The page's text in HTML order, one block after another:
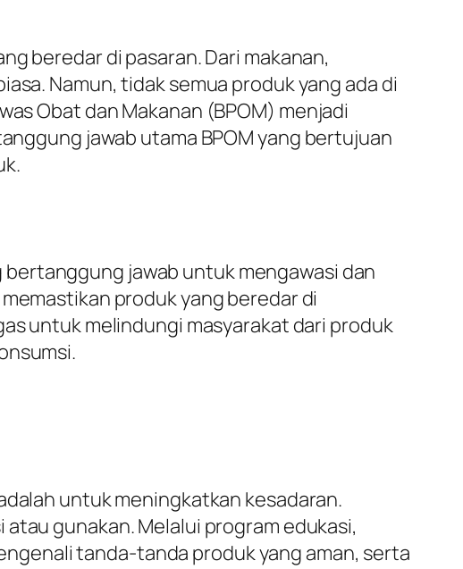
beredar di pasaran. Dari makanan,
Namun, tidak semua produk yang ada di
Obat dan Makanan (BPOM) menjadi
jawab utama BPOM yang bertujuan
bertanggung jawab untuk mengawasi dan
produk yang beredar di
untuk melindungi masyarakat dari produk
untuk meningkatkan kesadaran.
gunakan. Melalui program edukasi,
tanda-tanda produk yang aman, serta